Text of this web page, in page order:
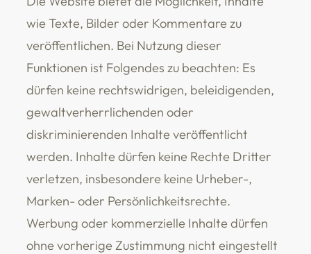
wie Texte, Bilder oder Kommentare zu
veröffentlichen. Bei Nutzung dieser
Funktionen ist Folgendes zu beachten: Es
dürfen keine rechtswidrigen, beleidigenden,
gewaltverherrlichenden oder
diskriminierenden Inhalte veröffentlicht
werden. Inhalte dürfen keine Rechte Dritter
verletzen, insbesondere keine Urheber-,
Marken- oder Persönlichkeitsrechte.
Werbung oder kommerzielle Inhalte dürfen
ohne vorherige Zustimmung nicht eingestellt